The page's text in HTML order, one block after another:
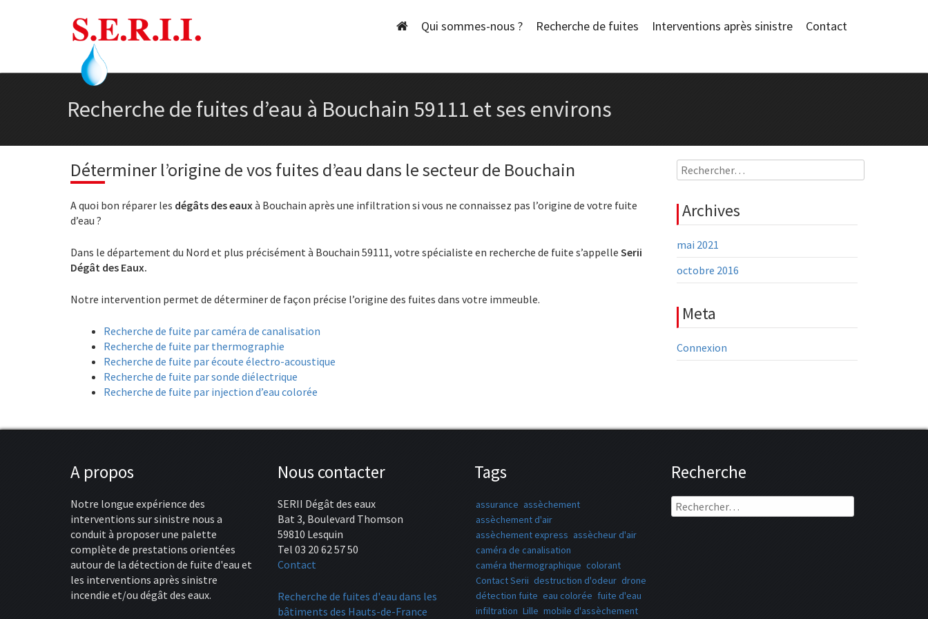
Qui sommes-nous ? Recherche de fuites Interventions après sinistre Contact
Recherche de fuites d’eau à Bouchain 59111 et ses environs
Déterminer l’origine de vos fuites d’eau dans le secteur de Bouchain
A quoi bon réparer les dégâts des eauxà Bouchain après une infiltration si vous ne connaissez pas l’origine de votre fuite
d’eau ?
Dans le département du Nord et plus précisément à Bouchain 59111, votre spécialiste en recherche de fuite s’appelle Serii
Dégât des Eaux.
Notre intervention permet de déterminer de façon précise l’origine des fuites dans votre immeuble.
Recherche de fuite par caméra de canalisation
Recherche de fuite par thermographie
Recherche de fuite par écoute électro-acoustique
Recherche de fuite par sonde diélectrique
Recherche de fuite par injection d’eau colorée
Rechercher :
Archives
mai 2021
octobre 2016
Meta
Connexion
A propos
Notre longue expérience des
interventions sur sinistre nous a
conduit à proposer une palette
complète de prestations orientées
autour de la détection de fuite d'eau et
les interventions après sinistre
incendie et/ou dégât des eaux.
Nous contacter
SERII Dégât des eaux
Bat 3, Boulevard Thomson
59810 Lesquin
Tel 03 20 62 57 50
Contact
Recherche de fuites d'eau dans les
bâtiments des Hauts-de-France
Tags
assurance assèchement
assèchement d'air
assèchement express assècheur d'air
caméra de canalisation
caméra thermographique colorant
Contact Serii destruction d'odeur drone
détection fuite eau colorée fuite d'eau
infiltration Lille mobile d'assèchement
Recherche
Rechercher :